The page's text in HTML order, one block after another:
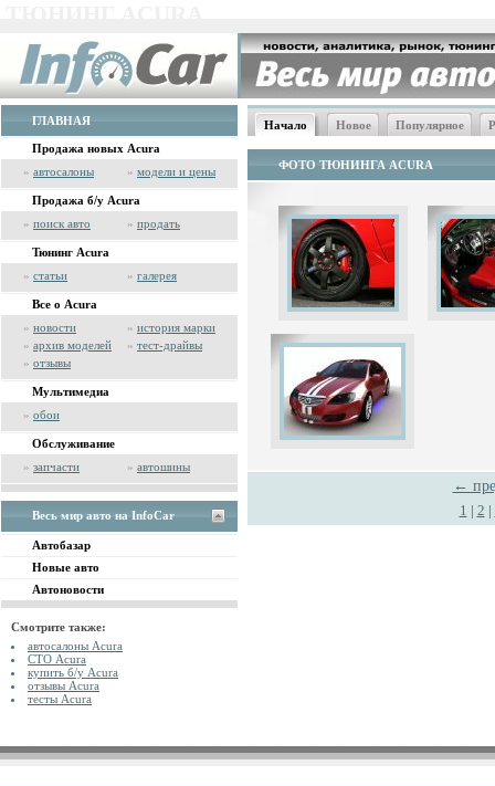
ГЛАВНАЯ
Продажа новых Acura
» автосалоны » модели и цены
Продажа б/у Acura
» поиск авто » продать
Тюнинг Acura
» статьи » галерея
Все о Acura
» новости » история марки
» архив моделей » тест-драйвы
» отзывы
Мультимедиа
» обои
Обслуживание
» запчасти » автошины
Весь мир авто на InfoCar
Автобазар
Новые авто
Автоновости
Смотрите также:
автосалоны Acura
СТО Acura
купить б/у Acura
отзывы Acura
тесты Acura
Начало Новое Популярное
ФОТО ТЮНИНГА ACURA
←
1 | 2 |